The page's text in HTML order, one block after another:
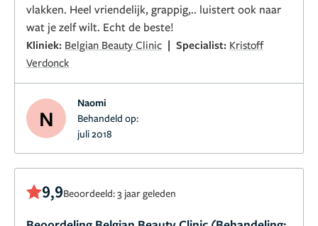
vlakken. Heel vriendelijk, grappig,.. luistert ook naar
wat je zelf wilt. Echt de beste!
Kliniek: Belgian Beauty Clinic | Specialist: Kristoff
Verdonck
N
Naomi
Behandeld op:
juli 2018
9,9Beoordeeld: 3 jaar geleden